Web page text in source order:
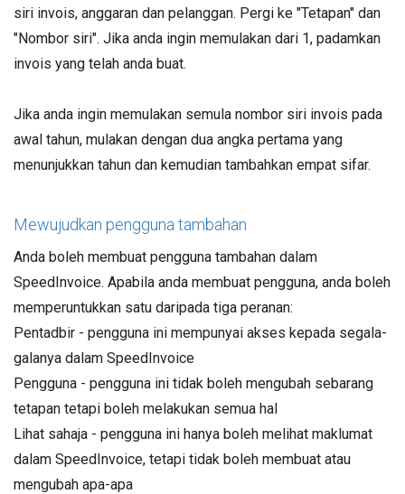
siri invois, anggaran dan pelanggan. Pergi ke "Tetapan" dan
"Nombor siri". Jika anda ingin memulakan dari 1, padamkan
invois yang telah anda buat.
Jika anda ingin memulakan semula nombor siri invois pada
awal tahun, mulakan dengan dua angka pertama yang
menunjukkan tahun dan kemudian tambahkan empat sifar.
Mewujudkan pengguna tambahan
Anda boleh membuat pengguna tambahan dalam
SpeedInvoice. Apabila anda membuat pengguna, anda boleh
memperuntukkan satu daripada tiga peranan:
Pentadbir - pengguna ini mempunyai akses kepada segala-
galanya dalam SpeedInvoice
Pengguna - pengguna ini tidak boleh mengubah sebarang
tetapan tetapi boleh melakukan semua hal
Lihat sahaja - pengguna ini hanya boleh melihat maklumat
dalam SpeedInvoice, tetapi tidak boleh membuat atau
mengubah apa-apa